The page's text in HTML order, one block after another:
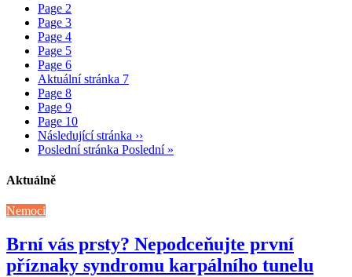
Page 2
Page 3
Page 4
Page 5
Page 6
Aktuální stránka 7
Page 8
Page 9
Page 10
Následující stránka ››
Poslední stránka Poslední »
Aktuálně
Nemoci
Brní vás prsty? Nepodceňujte první
příznaky syndromu karpálního tunelu